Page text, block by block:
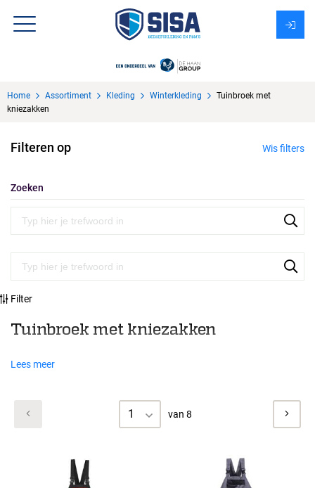
Over Sisa
Home Assortiment Kleding Winterkleding
Tuinbroek met
kniezakken
Filteren op Wis filters
Zoeken
Filter
Tuinbroek met kniezakken
Lees meer
1 van 8